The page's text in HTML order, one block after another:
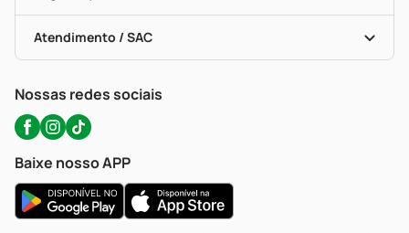
Troca E Devolução
Bulas De A A Z
Políticas De Marketplace
Testes Rápidos
Autoteste Covid-19
Certificado De Segurança
Portal Da Privacidade
Atendimento / SAC
WhatsApp (47) 9202-1687
Nossas redes sociais
Baixe nosso APP